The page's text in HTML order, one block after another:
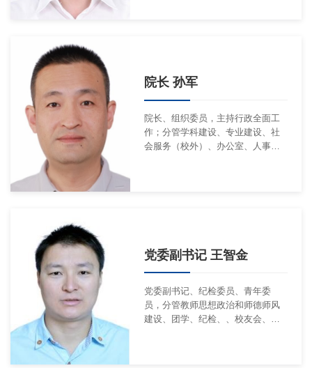
院长 孙军
院长、组织委员，主持行政全面工
作；分管学科建设、专业建设、社
会服务（校外）、办公室、人事、
党委副书记 王智金
党委副书记、纪检委员、青年委
员，分管教师思想政治和师德师风
建设、团学、纪检、、校友会、工